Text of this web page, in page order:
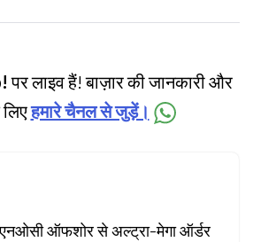
पर लाइव हैं! बाज़ार की जानकारी और
हमारे चैनल से जुड़ें।
ऑफशोर से अल्ट्रा-मेगा ऑर्डर